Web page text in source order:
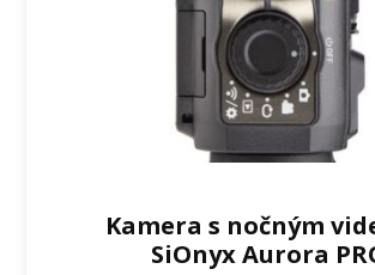
Kamera s nočným
SiOnyx Aurora